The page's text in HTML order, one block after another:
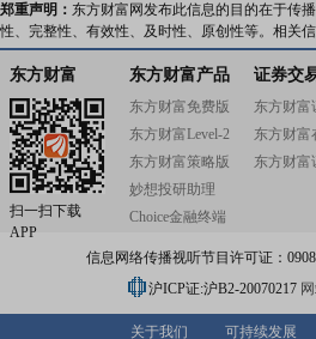
郑重声明： 东方财富网发布此信息的目的在于传
性、完整性、有效性、及时性、原创性等。相关
东方财富
扫一扫下载
APP
东方财富产品
东方财富免费版
东方财富Level-2
东方财富策略版
妙想投研助理
Choice金融终端
证券交
东方财富
东方财富
东方财富
信息网络传播视听节目许可证：
沪ICP证:沪B2-20070217
关于我们 可持续发展